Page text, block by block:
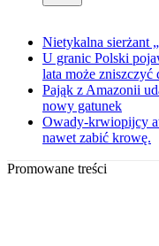
Nietykalna sierżant
U granic Polski
lata może zniszczyć
Pająk z Amazonii
nowy gatunek
Owady-krwiopijcy
nawet zabić krowę.
Promowane treści